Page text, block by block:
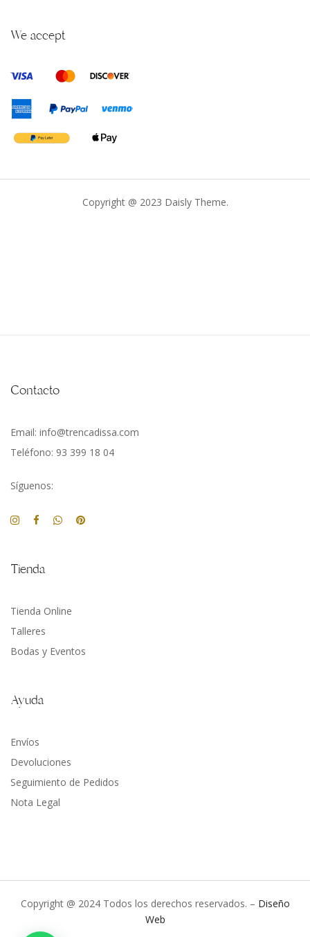
We accept
Copyright @ 2023 Daisly Theme.
Contacto
Email: info@trencadissa.com
Teléfono: 93 399 18 04
Síguenos:
Tienda
Tienda Online
Talleres
Bodas y Eventos
Ayuda
Envíos
Devoluciones
Seguimiento de Pedidos
Nota Legal
Copyright @ 2024 Todos los derechos reservados. – Diseño
Web